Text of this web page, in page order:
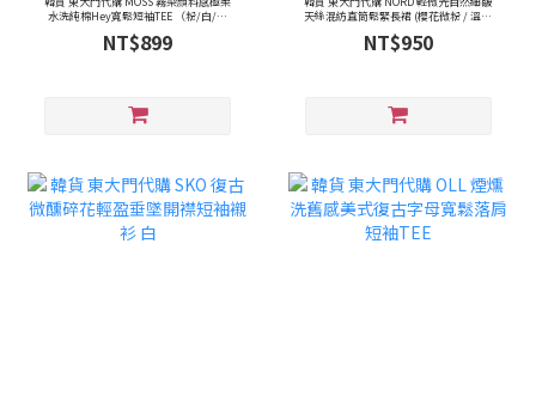
水洗純棉Hey寬鬆短袖TEE （粉/白/鐵
灰）
NT$899
天絲混紡直筒鬆緊長裙 (櫻花微粉 / 溫柔
奶油黃 / 黑/ 鐵灰）
NT$950